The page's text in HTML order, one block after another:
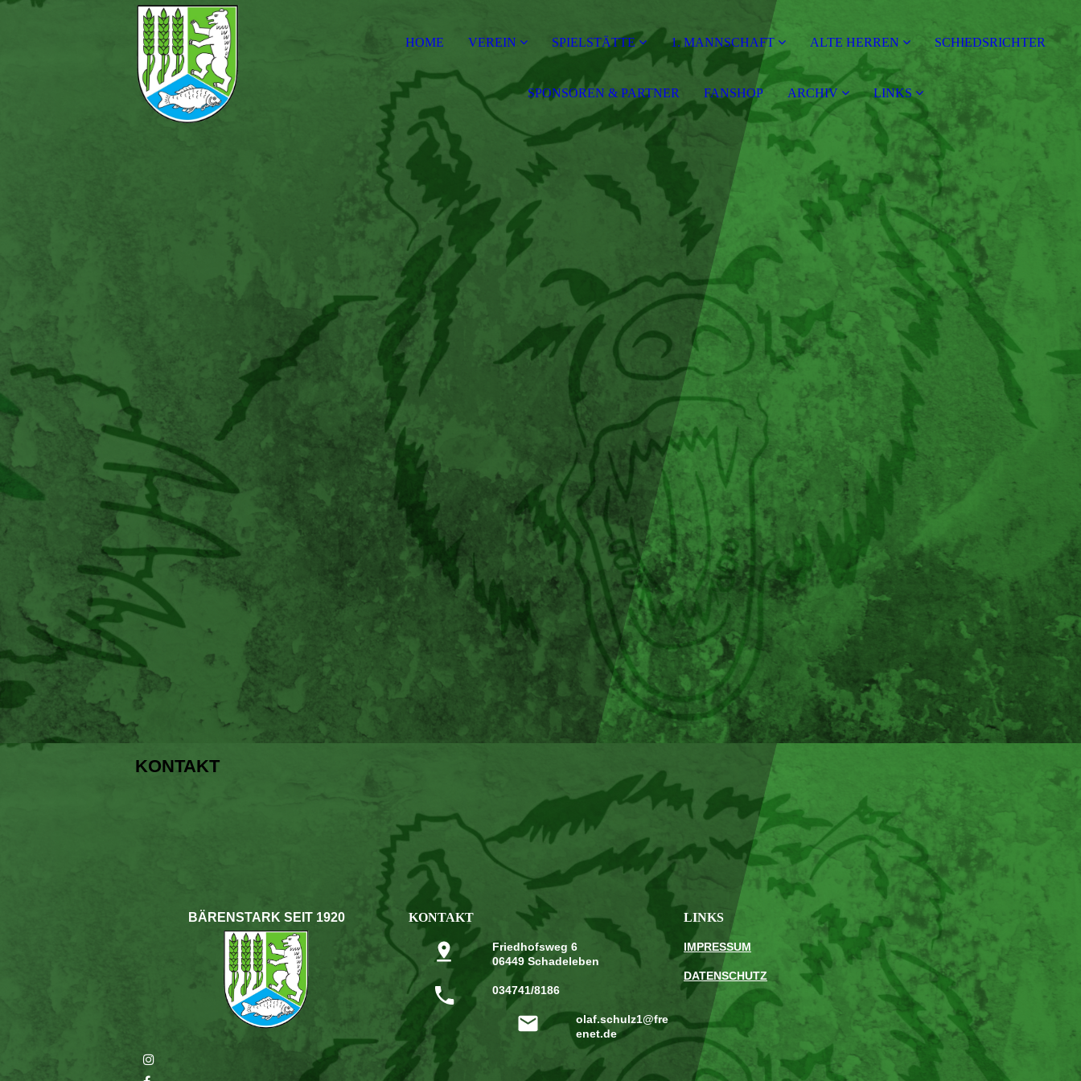
HOME VEREIN SPIELSTÄTTE 1. MANNSCHAFT ALTE HERREN SCHIEDSRICHTER
SPONSOREN & PARTNER FANSHOP ARCHIV LINKS
KONTAKT
BÄRENSTARK SEIT 1920 KONTAKT
Friedhofsweg 6
06449 Schadeleben
034741/8186
olaf.schulz1@fre
enet.de
LINKS
IMPRESSUM
DATENSCHUTZ